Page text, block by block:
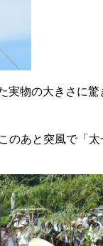
実物の大きさに驚
のあと突風で「太